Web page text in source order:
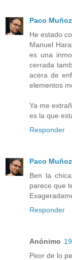
Paco Muñoz
He estado
Manuel
es una
cerrada
acera de
elementos
Ya me
es la que
Responder
Paco Muñoz
Ben la
parece que
Responder
Anónimo
Peor de lo